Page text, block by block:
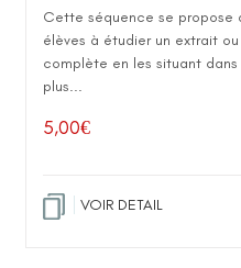
Cette séquence se propose
élèves à étudier un extrait
complète en les situant dans
plus...
5,00€
VOIR DETAIL